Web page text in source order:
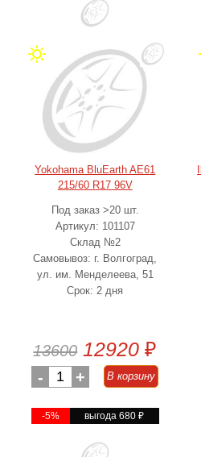
Yokohama BluEarth AE61
215/60 R17 96V
Под заказ >20 шт.
Артикул: 101107
Склад №2
Самовывоз: г. Волгоград,
ул. им. Менделеева, 51
Срок: 2 дня
13600 12920 ₽
- 1 + В корзину
-5% выгода 680₽